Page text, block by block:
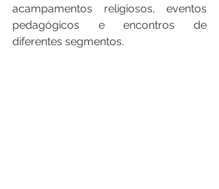
acampamentos religiosos, eventos
pedagógicos e encontros de
diferentes segmentos.